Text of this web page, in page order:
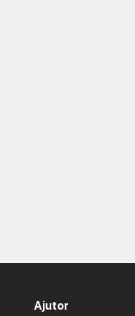
Ajutor